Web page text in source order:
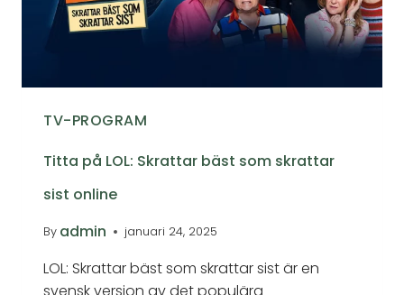
TV-PROGRAM
Titta på LOL: Skrattar bäst som skrattar
sist online
By admin januari 24, 2025
LOL: Skrattar bäst som skrattar sist är en